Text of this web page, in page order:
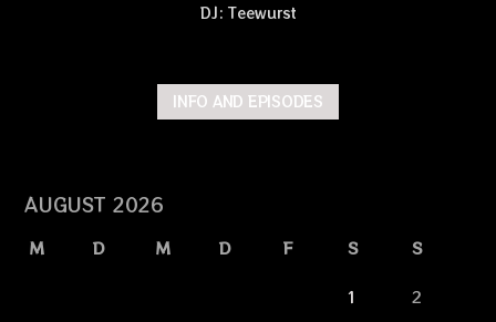
DJ: Teewurst
INFO AND EPISODES
AUGUST 2026
M D M D F S S
1
2